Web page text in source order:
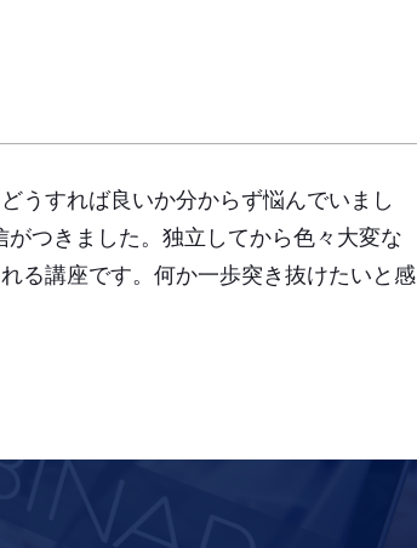
うすれば良いか分からず悩んでいまし
つきました。独立してから色々大変な
る講座です。何か一歩突き抜けたいと感